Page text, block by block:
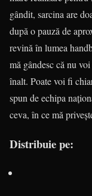
gândit, sarcina are
după o pauză de
revină în lumea
mă gândesc că nu
înalt. Poate voi fi
spun de echipa
ceva, în ce mă
Distribuie pe: